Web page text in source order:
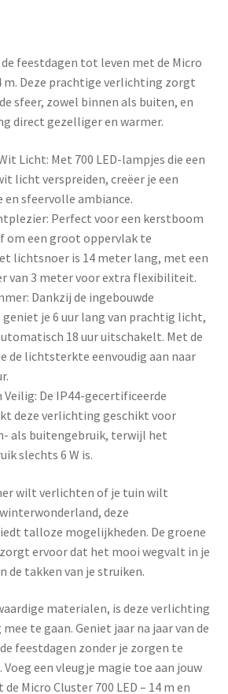
feestdagen tot leven met de Micro
m. Deze prachtige verlichting zorgt
sfeer, zowel binnen als buiten, en
direct gezelliger en warmer.
Licht: Met 700 LED-lampjes die een
licht verspreiden, creëer je een
en sfeervolle ambiance.
Perfect voor een kerstboom
om een groot oppervlak te
lichtsnoer is 14 meter lang, met een
van 3 meter voor extra flexibiliteit.
Dankzij de ingebouwde
je 6 uur lang van prachtig licht,
18 uur uitschakelt. Met de
de lichtsterkte eenvoudig aan naar
Veilig: De IP44-gecertificeerde
deze verlichting geschikt voor
als buitengebruik, terwijl het
slechts 6 W is.
wilt verlichten of je tuin wilt
deze
talloze mogelijkheden. De groene
ervoor dat het mooi wegvalt in je
de takken van je struiken.
materialen, is deze verlichting
te gaan. Geniet jaar na jaar van de
feestdagen zonder je zorgen te
een vleugje magie toe aan jouw
Micro Cluster 700 LED – 14 m en